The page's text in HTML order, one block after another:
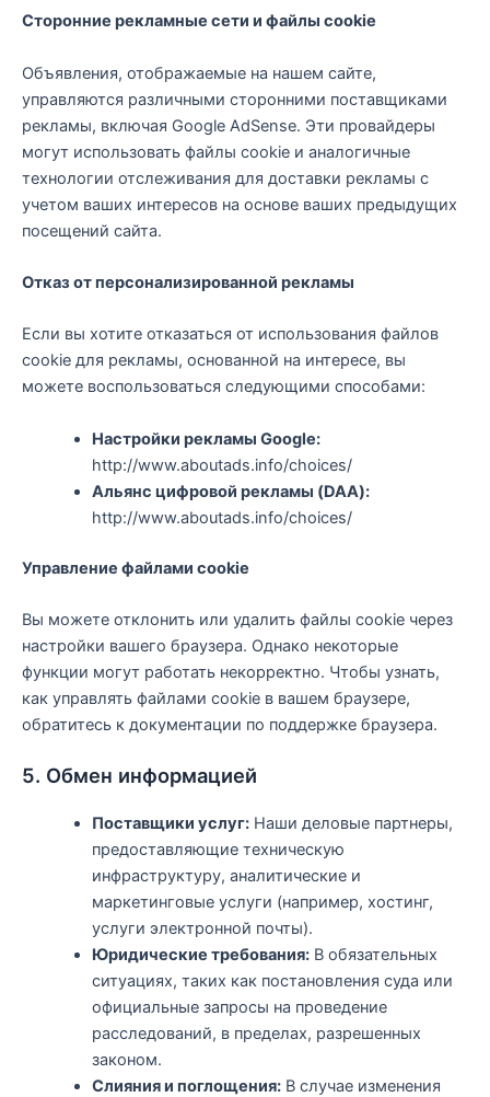
Сторонние рекламные сети и файлы cookie
Объявления, отображаемые на нашем сайте,
управляются различными сторонними поставщиками
рекламы, включая Google AdSense. Эти провайдеры
могут использовать файлы cookie и аналогичные
технологии отслеживания для доставки рекламы с
учетом ваших интересов на основе ваших предыдущих
посещений сайта.
Отказ от персонализированной рекламы
Если вы хотите отказаться от использования файлов
cookie для рекламы, основанной на интересе, вы
можете воспользоваться следующими способами:
Настройки рекламы Google:
http://www.aboutads.info/choices/
Альянс цифровой рекламы (DAA):
http://www.aboutads.info/choices/
Управление файлами cookie
Вы можете отклонить или удалить файлы cookie через
настройки вашего браузера. Однако некоторые
функции могут работать некорректно. Чтобы узнать,
как управлять файлами cookie в вашем браузере,
обратитесь к документации по поддержке браузера.
5. Обмен информацией
Поставщики услуг:Наши деловые партнеры,
предоставляющие техническую
инфраструктуру, аналитические и
маркетинговые услуги (например, хостинг,
услуги электронной почты).
Юридические требования:В обязательных
ситуациях, таких как постановления суда или
официальные запросы на проведение
расследований, в пределах, разрешенных
законом.
Слияния и поглощения:В случае изменения